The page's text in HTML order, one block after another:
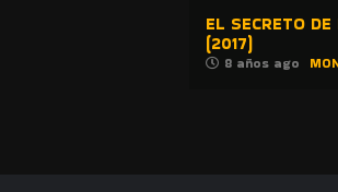
EL SECRETO
(2017)
8 años ago